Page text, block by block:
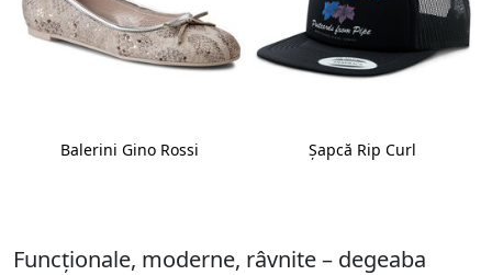
Balerini Gino Rossi Șapcă Rip Curl
Funcționale, moderne, râvnite – degeaba